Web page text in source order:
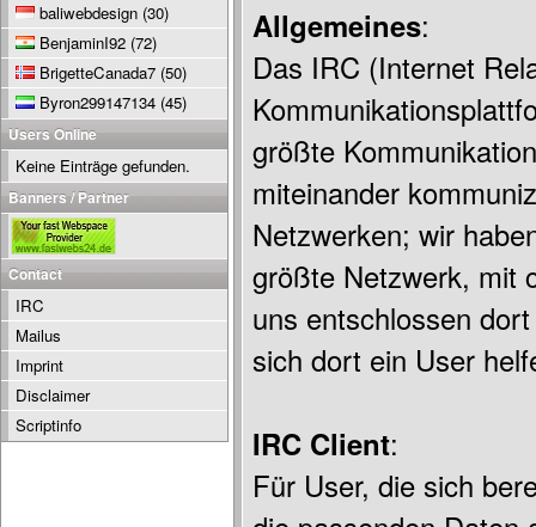
Allgemeines:
Das IRC (Internet
größte
miteinander
Netzwerken; wir
größte Netzwerk, mit
uns entschlossen
sich dort ein User
IRC Client:
Für User, die sich
baliwebdesign (30)
BenjaminI92 (72)
BrigetteCanada7 (50)
Byron299147134 (45)
Users Online
Keine Einträge gefunden.
Banners / Partner
Contact
IRC
Mailus
Imprint
Disclaimer
Scriptinfo